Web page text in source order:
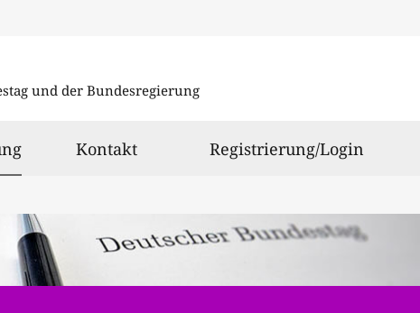
und der Bundesregierung
ausgewählt
Kontakt Registrierung/Login